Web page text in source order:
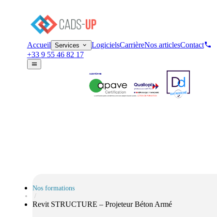
Accueil Services LogicielsCarrièreNos articlesContact
+33 9 55 46 82 17Revit
Nos formations
/
Revit STRUCTURE – Projeteur Béton Armé